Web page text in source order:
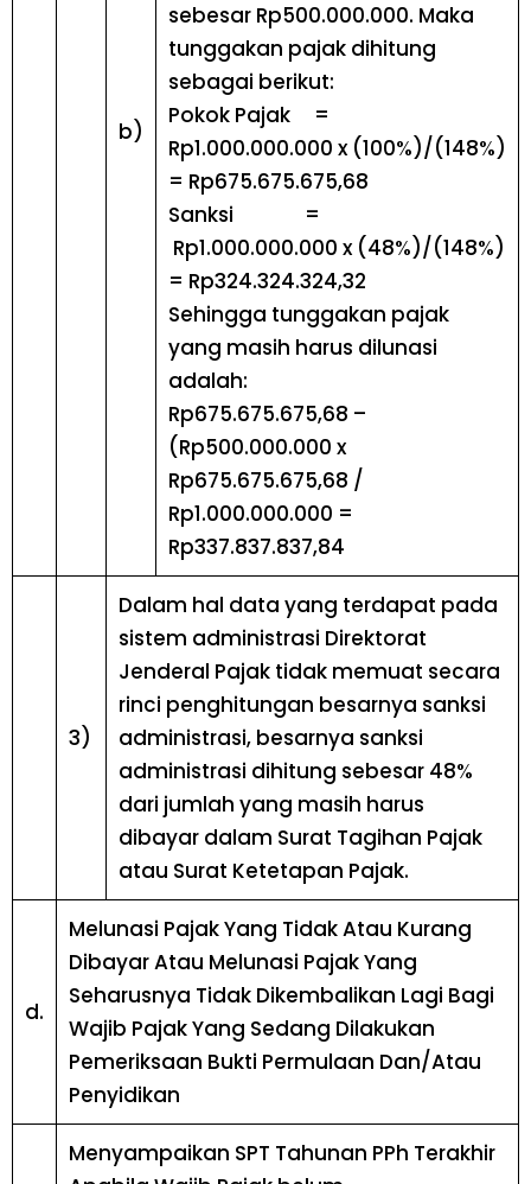
b)
sebesar Rp500.000.000. Maka
tunggakan pajak dihitung
sebagai berikut:
Pokok Pajak =
Rp1.000.000.000 x (100%)/(148%)
= Rp675.675.675,68
Sanksi =
Rp1.000.000.000 x (48%)/(148%)
= Rp324.324.324,32
Sehingga tunggakan pajak
yang masih harus dilunasi
adalah:
Rp675.675.675,68 –
(Rp500.000.000 x
Rp675.675.675,68 /
Rp1.000.000.000 =
Rp337.837.837,84
3)
Dalam hal data yang terdapat pada
sistem administrasi Direktorat
Jenderal Pajak tidak memuat secara
rinci penghitungan besarnya sanksi
administrasi, besarnya sanksi
administrasi dihitung sebesar 48%
dari jumlah yang masih harus
dibayar dalam Surat Tagihan Pajak
atau Surat Ketetapan Pajak.
d.
Melunasi Pajak Yang Tidak Atau Kurang
Dibayar Atau Melunasi Pajak Yang
Seharusnya Tidak Dikembalikan Lagi Bagi
Wajib Pajak Yang Sedang Dilakukan
Pemeriksaan Bukti Permulaan Dan/Atau
Penyidikan
Menyampaikan SPT Tahunan PPh Terakhir